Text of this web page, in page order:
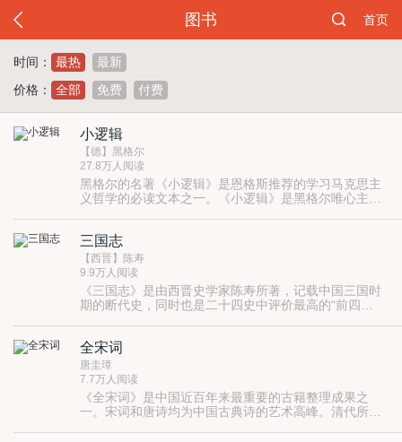
图书 首页
时间： 最热
最新
价格：
全部 免费 付费
小逻辑
【德】黑格尔
27.8万人阅读
黑格尔的名著《小逻辑》是恩格斯推荐的学习马克思主
义哲学的必读文本之一。《小逻辑》是黑格尔唯心主义
中的宏观现实世界，最后发展为由理性的、辩证的上升
到主观与客观、理论与实践、有限与无限统一的全体的
绝对理念。
三国志
【西晋】陈寿
9.9万人阅读
《三国志》是由西晋史学家陈寿所著，记载中国三国时
期的断代史，同时也是二十四史中评价最高的“前四
的“表”，也没有记载经济、地理、职官、礼乐、律历等
的“志”，不符合《史记》和《汉书》所确立下来的一般
正史的规范。 《三国志》取材精审，作者对史实经过认
真的考订、慎重的选择，对于不可靠的资料进行了严格
的审核，不妄加评论和编写。这虽使《三国志》拥有了
文辞简约的特点，但也造成了关键人物史料不足的缺
点。
全宋词
唐圭璋
7.7万人阅读
《全宋词》是中国近百年来最重要的古籍整理成果之
一。宋词和唐诗均为中国古典诗的艺术高峰。清代所编